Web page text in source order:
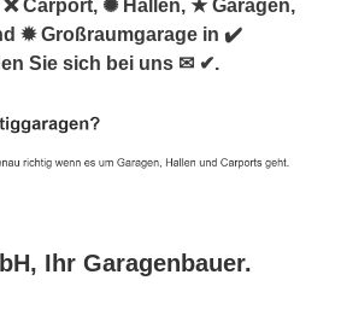
Carport, ✺ Hallen, ★ Garagen,
✹ Großraumgarage in ✔️
Sie sich bei uns ✉ ✔.
Ihr Garagenbauer.